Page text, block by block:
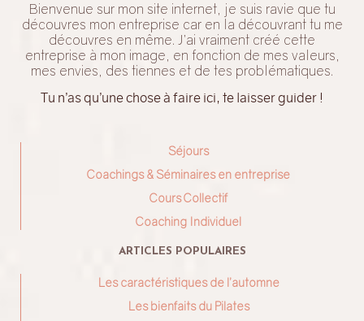
Bienvenue sur mon site internet, je suis ravie que tu
découvres mon entreprise car en la découvrant tu me
découvres en même. J’ai vraiment créé cette
entreprise à mon image, en fonction de mes valeurs,
mes envies, des tiennes et de tes problématiques.
Tu n’as qu’une chose à faire ici, te laisser guider !
Séjours
Coachings & Séminaires en entreprise
Cours Collectif
Coaching Individuel
ARTICLES POPULAIRES
Les caractéristiques de l’automne
Les bienfaits du Pilates